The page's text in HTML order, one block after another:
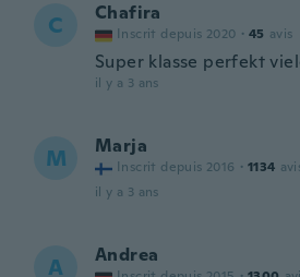
C Chafira
Inscrit depuis 2020 · 45 avis
Super klasse perfekt
il y a 3 ans
M Marja
Inscrit depuis 2016 · 1134
il y a 3 ans
A Andrea